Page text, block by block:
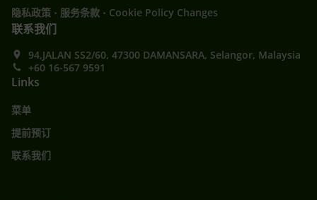
隐私政策 . 服务条款 . Cookie Policy Changes
联系我们
94,JALAN SS2/60, 47300 DAMANSARA, Selangor, Malaysia
+60 16-567 9591
Links
菜单
提前预订
联系我们